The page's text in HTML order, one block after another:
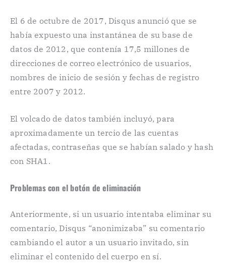
El 6 de octubre de 2017, Disqus anunció que se
había expuesto una instantánea de su base de
datos de 2012, que contenía 17,5 millones de
direcciones de correo electrónico de usuarios,
nombres de inicio de sesión y fechas de registro
entre 2007 y 2012.
El volcado de datos también incluyó, para
aproximadamente un tercio de las cuentas
afectadas, contraseñas que se habían salado y hash
con SHA1.
Problemas con el botón de eliminación
Anteriormente, si un usuario intentaba eliminar su
comentario, Disqus “anonimizaba” su comentario
cambiando el autor a un usuario invitado, sin
eliminar el contenido del cuerpo en sí.